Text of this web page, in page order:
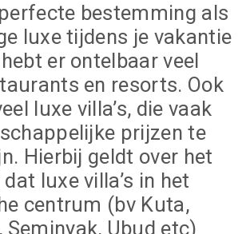
bestemming als
luxe tijdens je vakantie
er ontelbaar veel
en resorts. Ook
luxe villa’s, die vaak
prijzen te
Hierbij geldt over het
luxe villa’s in het
centrum (bv Kuta,
Ubud etc)